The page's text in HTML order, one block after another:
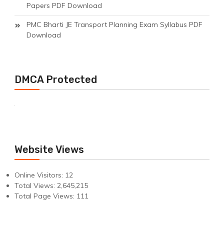
Papers PDF Download
PMC Bharti JE Transport Planning Exam Syllabus PDF
Download
DMCA Protected
Website Views
Online Visitors: 12
Total Views: 2,645,215
Total Page Views: 111